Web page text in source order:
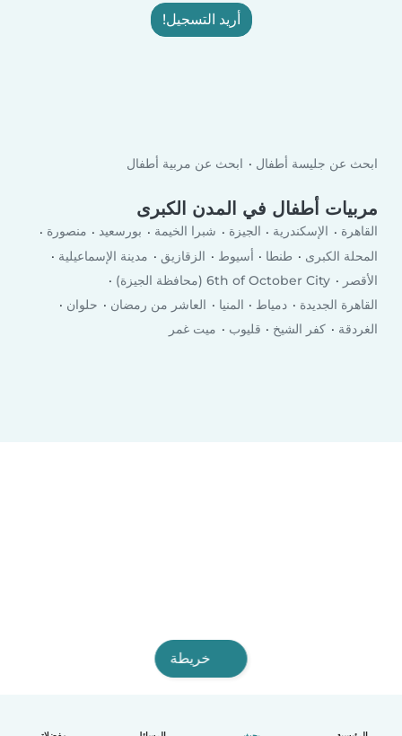
أريد التسجيل!
ابحث عن جليسة أطفال ابحث عن مربية أطفال
مربيات أطفال في المدن الكبرى
القاهرة الإسكندرية الجيزة شبرا الخيمة بورسعيد
منصورة
المحلة الكبرى
طنطا أسيوط الزقازيق
مدينة الإسماعيلية
الأقصر
6th of October City (محافظة الجيزة)
القاهرة الجديدة
دمياط المنيا العاشر من رمضان
حلوان
الغردقة
كفر الشيخ قليوب ميت غمر
خريطة